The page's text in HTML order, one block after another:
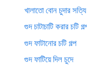
খালাতো বোন চুদার সত্যি
গুদ চাটাচাটি করার চটি
গুদ ফাটানোর চটি গল্প
গুদ ফাটিয়ে দিল চুদে